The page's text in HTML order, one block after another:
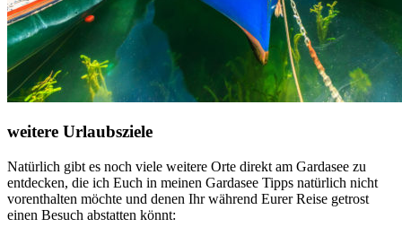
weitere Urlaubsziele
Natürlich gibt es noch viele weitere Orte direkt am Gardasee zu
entdecken, die ich Euch in meinen Gardasee Tipps natürlich nicht
vorenthalten möchte und denen Ihr während Eurer Reise getrost
einen Besuch abstatten könnt: